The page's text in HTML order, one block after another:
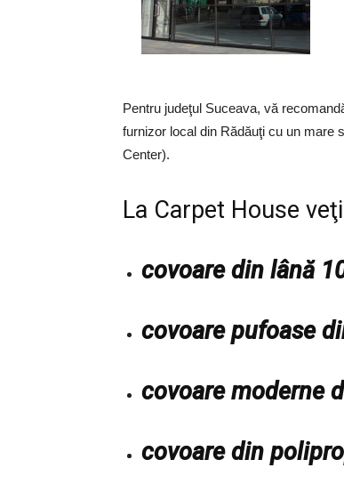
Pentru judeţul Suceava, vă
furnizor local din Rădăuţi cu un mare
Center).
La Carpet House
covoare din lână
covoare pufoase
covoare moderne
covoare din